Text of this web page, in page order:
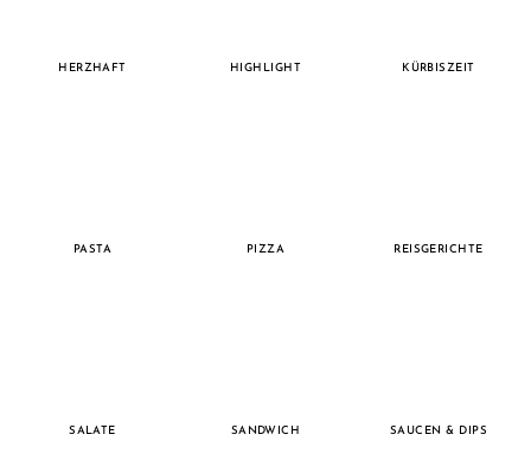
HERZHAFT HIGHLIGHT KÜRBISZEIT
PASTA PIZZA REISGERICHTE
SALATE SANDWICH SAUCEN & DIPS